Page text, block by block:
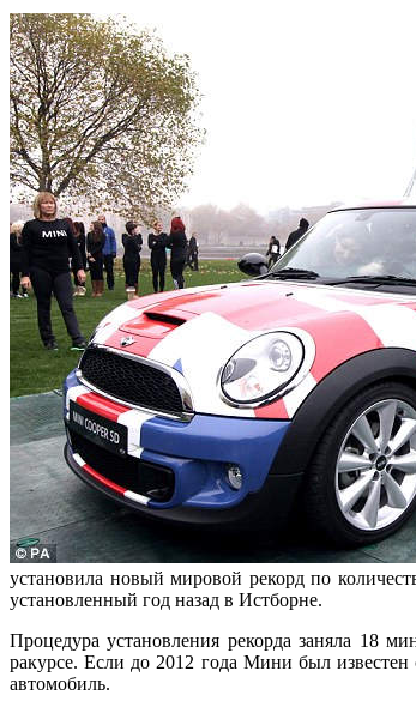
установила новый мировой рекорд по
установленный год назад в Истборне.
Процедура установления рекорда заняла 18
ракурсе. Если до 2012 года Мини был известен
автомобиль.